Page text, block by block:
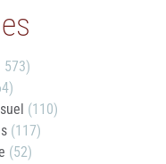
573)
(110)
(117)
(52)